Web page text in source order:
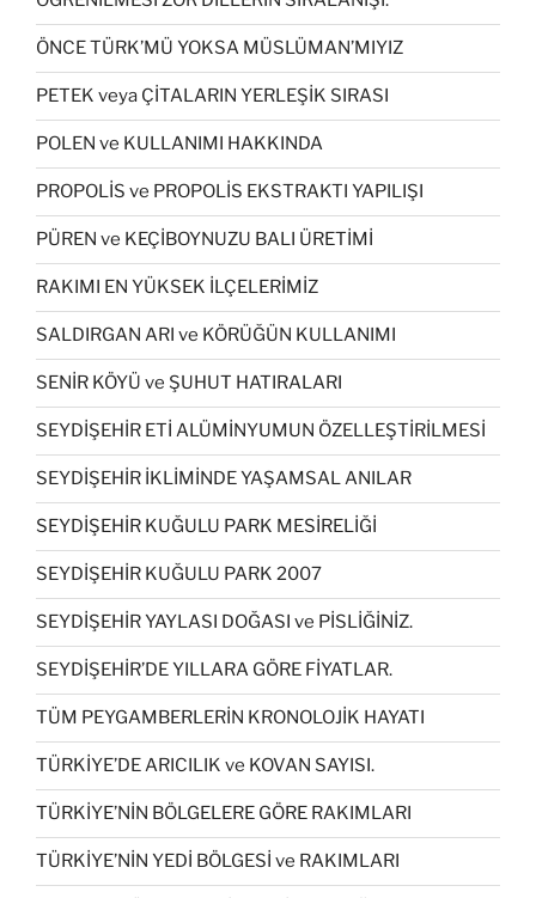
ÖNCE TÜRK’MÜ YOKSA MÜSLÜMAN’MIYIZ
PETEK veya ÇİTALARIN YERLEŞİK SIRASI
POLEN ve KULLANIMI HAKKINDA
PROPOLİS ve PROPOLİS EKSTRAKTI YAPILIŞI
PÜREN ve KEÇİBOYNUZU BALI ÜRETİMİ
RAKIMI EN YÜKSEK İLÇELERİMİZ
SALDIRGAN ARI ve KÖRÜĞÜN KULLANIMI
SENİR KÖYÜ ve ŞUHUT HATIRALARI
SEYDİŞEHİR ETİ ALÜMİNYUMUN ÖZELLEŞTİRİLMESİ
SEYDİŞEHİR İKLİMİNDE YAŞAMSAL ANILAR
SEYDİŞEHİR KUĞULU PARK MESİRELİĞİ
SEYDİŞEHİR KUĞULU PARK 2007
SEYDİŞEHİR YAYLASI DOĞASI ve PİSLİĞİNİZ.
SEYDİŞEHİR’DE YILLARA GÖRE FİYATLAR.
TÜM PEYGAMBERLERİN KRONOLOJİK HAYATI
TÜRKİYE’DE ARICILIK ve KOVAN SAYISI.
TÜRKİYE’NİN BÖLGELERE GÖRE RAKIMLARI
TÜRKİYE’NİN YEDİ BÖLGESİ ve RAKIMLARI